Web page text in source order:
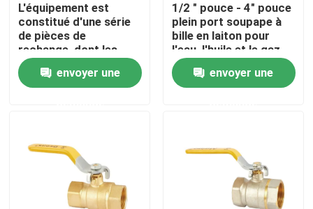
contactez-nous
Demandez une citation
Valve d'angle en laiton
Robinet à tournant sphérique en laiton
L'équipement est
constitué d'une série
de pièces de
rechange, dont les
pièces de rechange
sont des pièces de
rechange.
envoyer une
1/2 " pouce - 4" pouce
plein port soupape à
bille en laiton pour
l'eau, l'huile et le gaz
avec poignée de
plastique jaune
envoyer une